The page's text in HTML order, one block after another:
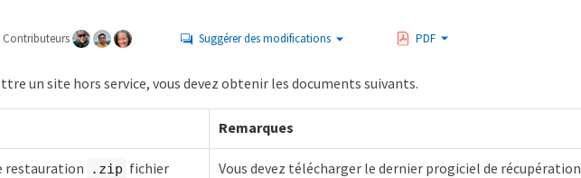
Contributeurs Suggérer des modifications PDF
un site hors service, vous devez obtenir les documents suivants.
Remarques
restauration .zip fichier Vous devez télécharger le dernier progiciel de récupération